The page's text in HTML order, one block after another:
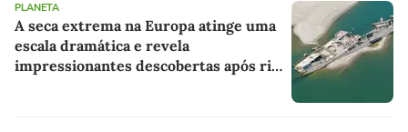
PLANETA
A seca extrema na Europa atinge uma
escala dramática e revela
impressionantes descobertas após rio